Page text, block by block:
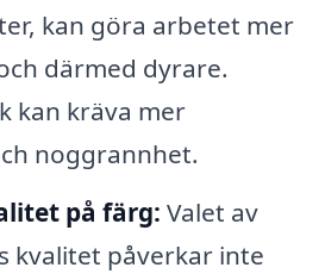
kan göra arbetet mer
därmed dyrare.
kan kräva mer
noggrannhet.
på färg: Valet av
kvalitet påverkar inte